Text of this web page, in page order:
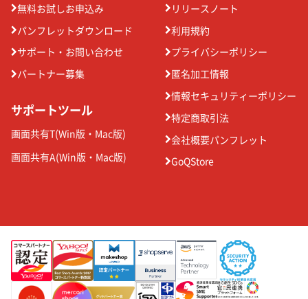
無料お試しお申込み
パンフレットダウンロード
サポート・お問い合わせ
パートナー募集
サポートツール
画面共有T(Win版 ・ Mac版)
画面共有A(Win版 ・ Mac版)
リリースノート
利用規約
プライバシーポリシー
匿名加工情報
情報セキュリティーポリシー
特定商取引法
会社概要パンフレット
GoQStore